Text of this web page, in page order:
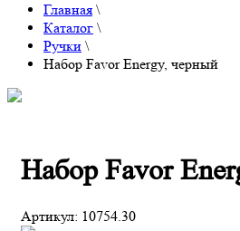
Главная \
Каталог \
Ручки \
Набор Favor Energy, черный
Набор Favor
Артикул: 10754.30